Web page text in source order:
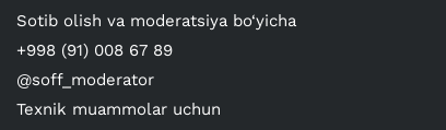
Sotib olish va moderatsiya bo‘yicha
+998 (91) 008 67 89
@soff_moderator
Texnik muammolar uchun